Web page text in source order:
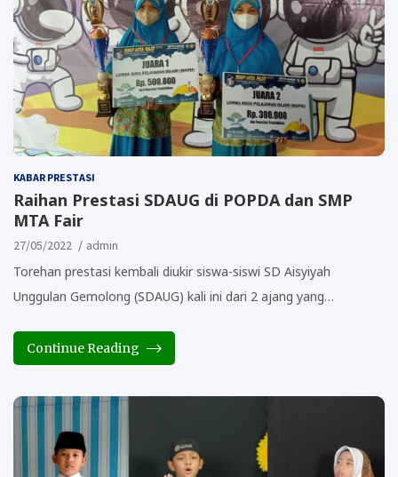
KABAR PRESTASI
Raihan Prestasi SDAUG di POPDA dan SMP
MTA Fair
27/05/2022 admin
Torehan prestasi kembali diukir siswa-siswi SD Aisyiyah
Unggulan Gemolong (SDAUG) kali ini dari 2 ajang yang…
Continue Reading